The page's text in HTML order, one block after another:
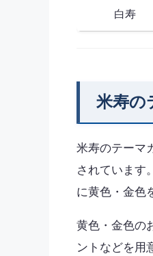
白寿
米寿の
米寿のテーマ
されています
に黄色・金色
黄色・金色の
ントなどを用